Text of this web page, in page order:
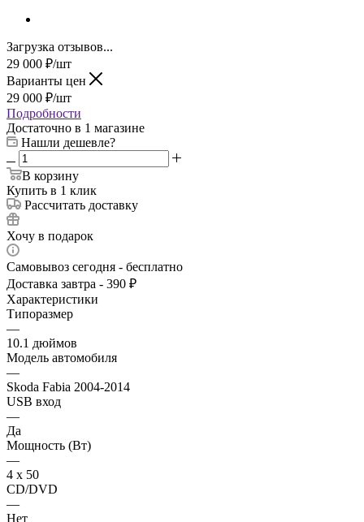
Загрузка отзывов...
29 000 ₽/шт
Варианты цен
29 000 ₽/шт
Подробности
Достаточно в 1 магазине
Нашли дешевле?
В корзину
Купить в 1 клик
Рассчитать доставку
Хочу в подарок
Самовывоз сегодня - бесплатно
Доставка завтра - 390 ₽
Характеристики
Типоразмер
—
10.1 дюймов
Модель автомобиля
—
Skoda Fabia 2004-2014
USB вход
—
Да
Мощность (Вт)
—
4 х 50
CD/DVD
—
Нет